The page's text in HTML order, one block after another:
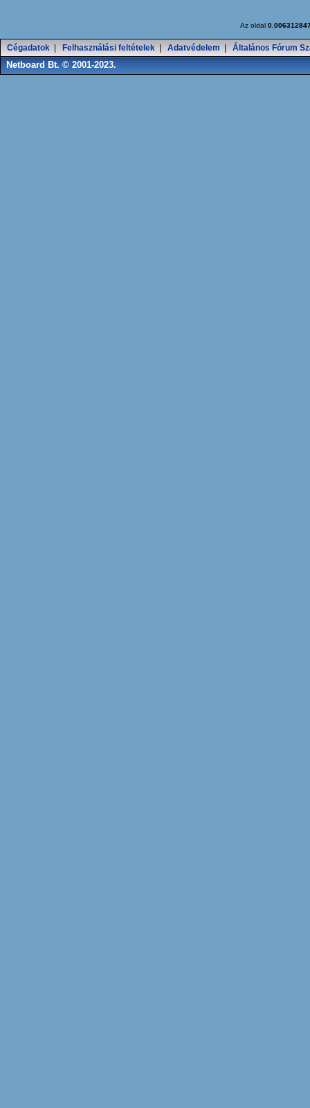
Az oldal
Cégadatok Felhasználási feltételek Adatvédelem Általános Fórum
Netboard Bt. © 2001-2023.